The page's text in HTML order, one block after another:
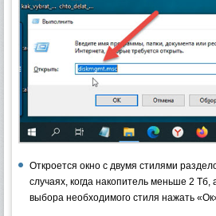
Откроется окно с двумя стилями
случаях, когда накопитель меньше 2 Тб,
выбора необходимого стиля нажать